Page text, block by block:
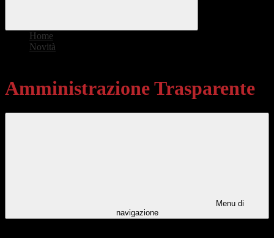
Home
Novità
Amministrazione Trasparente
Menu di
navigazione